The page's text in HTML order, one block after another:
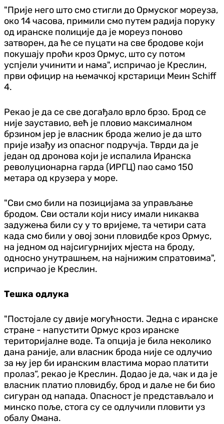
"Прије него што смо стигли до Ормуског мореуза,
око 14 часова, примили смо путем радија поруку
од иранске полиције да је мореуз поново
затворен, да ће се пуцати на све бродове који
покушају проћи кроз Ормус, што су потом
успјели учинити и нама", испричао је Креслин,
први официр на њемачкој крстарици Меин Schiff
4.
Рекао је да се све догађало врло брзо. Брод се
није зауставио, већ је пловио максималном
брзином јер је власник брода желио је да што
прије изађу из опасног подручја. Тврди да је
један од дронова који је испалила Иранска
револуционарна гарда (ИРГЦ) пао само 150
метара од крузера у море.
"Сви смо били на позицијама за управљање
бродом. Сви остали који нису имали никаква
задужења били су у то вријеме, та четири сата
када смо били у овој зони пловидбе кроз Ормус,
на једном од најсигурнијих мјеста на броду,
односно унутрашњем, на најнижим спратовима",
испричао је Креслин.
Тешка одлука
"Постојале су двије могућности. Једна с иранске
стране - напустити Ормус кроз иранске
територијалне воде. Та опција је била неколико
дана раније, али власник брода није се одлучио
за њу јер би иранским властима морао платити
пролаз“, рекао је Креслин. Додао је да, чак и да је
власник платио пловидбу, брод и даље не би био
сигуран од напада. Опасност је представљало и
минско поље, стога су се одлучили пловити уз
обалу Омана.